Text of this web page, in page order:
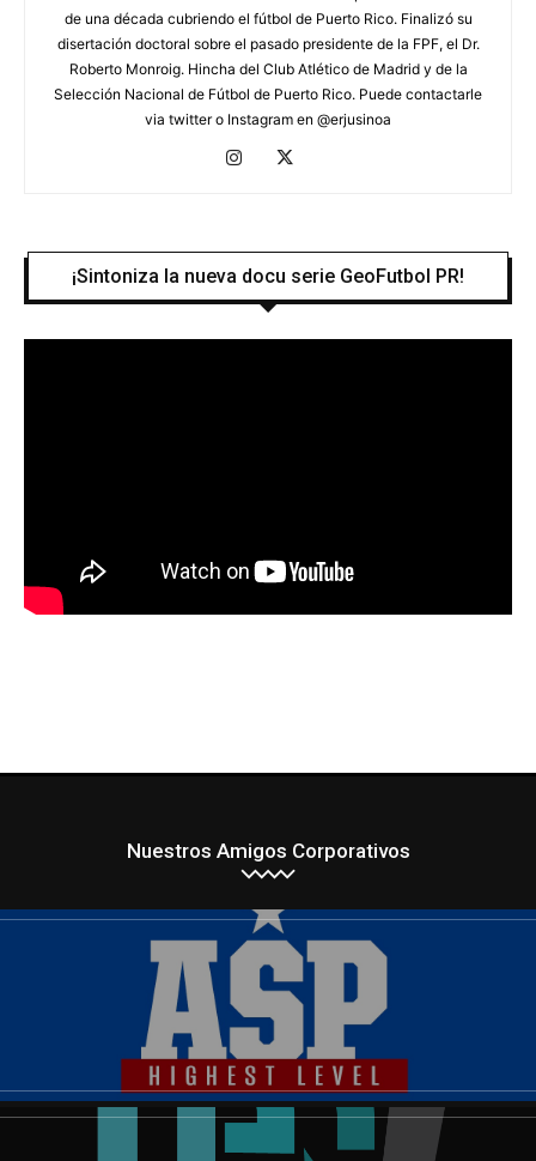
de una década cubriendo el fútbol de Puerto Rico. Finalizó su
disertación doctoral sobre el pasado presidente de la FPF, el Dr.
Roberto Monroig. Hincha del Club Atlético de Madrid y de la
Selección Nacional de Fútbol de Puerto Rico. Puede contactarle
via twitter o Instagram en @erjusinoa
¡Sintoniza la nueva docu serie GeoFutbol PR!
Nuestros Amigos Corporativos